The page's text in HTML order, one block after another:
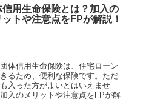
信用生命保険とは？加入の
ットや注意点をFPが解説！
体信用生命保険は、住宅ローン
るため、便利な保険です。ただ
入った方がよいとはいえませ
入のメリットや注意点をFPが解